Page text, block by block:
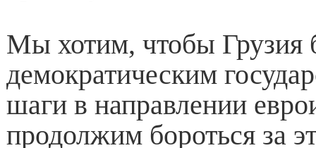
Мы хотим, чтобы Грузия
демократическим
шаги в направлении
продолжим бороться за